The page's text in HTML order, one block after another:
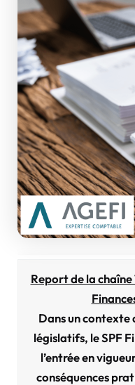
Report de la
Dans un contexte
législatifs, le SPF
l’entrée en
conséquences